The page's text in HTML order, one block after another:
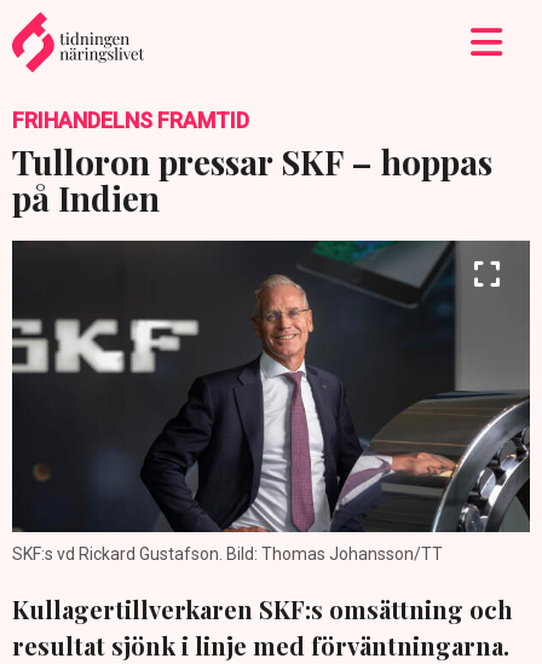
FRIHANDELNS FRAMTID
Tulloron pressar SKF – hoppas
på Indien
SKF:s vd Rickard Gustafson. Bild: Thomas Johansson/TT
Kullagertillverkaren SKF:s omsättning och
resultat sjönk i linje med förväntningarna.